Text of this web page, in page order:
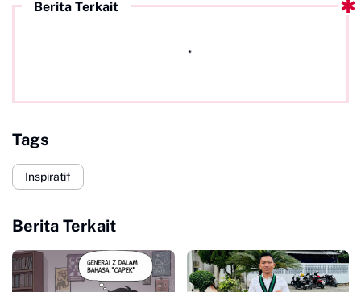
Berita Terkait
Tags
Inspiratif
Berita Terkait